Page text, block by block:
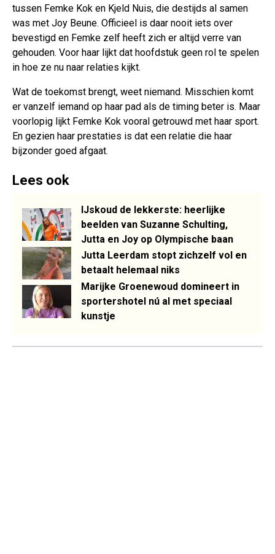
tussen Femke Kok en Kjeld Nuis, die destijds al samen
was met Joy Beune. Officieel is daar nooit iets over
bevestigd en Femke zelf heeft zich er altijd verre van
gehouden. Voor haar lijkt dat hoofdstuk geen rol te spelen
in hoe ze nu naar relaties kijkt.
Wat de toekomst brengt, weet niemand. Misschien komt
er vanzelf iemand op haar pad als de timing beter is. Maar
voorlopig lijkt Femke Kok vooral getrouwd met haar sport.
En gezien haar prestaties is dat een relatie die haar
bijzonder goed afgaat.
Lees ook
IJskoud de lekkerste: heerlijke
beelden van Suzanne Schulting,
Jutta en Joy op Olympische baan
Jutta Leerdam stopt zichzelf vol en
betaalt helemaal niks
Marijke Groenewoud domineert in
sportershotel nú al met speciaal
kunstje